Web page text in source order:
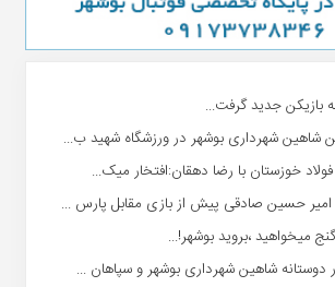
بازیکن جدید گرفت...
شاهین شهردارى بوشهر در ورزشگاه شهید ب...
فولاد خوزستان با رضا دهقان:افتخار میک...
امیر حسین صادقی پیش از بازی مقابل پارس ...
میخواهید ،بروید بوشهر!...
دوستانه شاهین شهردارى بوشهر و سپاهان ...